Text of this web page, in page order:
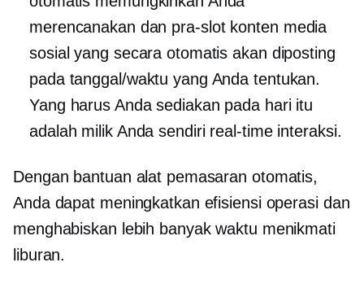
merencanakan dan pra-slotkonten media
sosial yang secara otomatis akan diposting
pada tanggal/waktu yang Anda tentukan.
Yang harus Anda sediakan pada hari itu
adalah milik Anda sendiri real-timeinteraksi.
Dengan bantuan alat pemasaran otomatis,
Anda dapat meningkatkan efisiensi operasi dan
menghabiskan lebih banyak waktu menikmati
liburan.